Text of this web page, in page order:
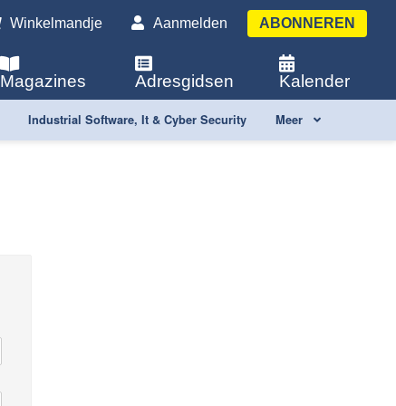
Winkelmandje Aanmelden ABONNEREN
Magazines Adresgidsen Kalender
Industrial Software, It & Cyber Security Meer